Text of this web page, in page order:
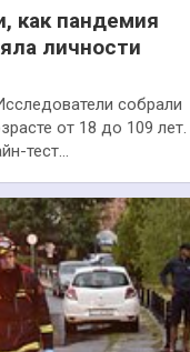
как пандемия
личности
собрали
от 18 до 109 лет.
тест…